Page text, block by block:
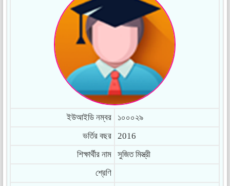
ইউআইডি নম্বর
১০০০২৯
ভর্তির বছর
2016
শিক্ষার্থীর নাম
সুজিত মিস্ত্রী
শ্রেণি